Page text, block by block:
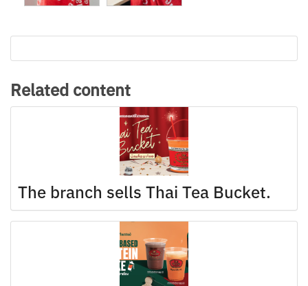
Related content
The branch sells Thai Tea Bucket.